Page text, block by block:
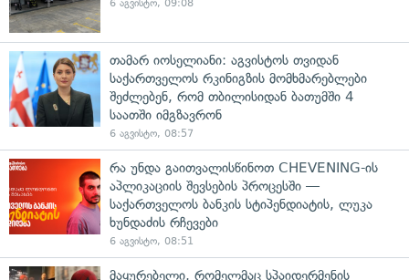
6 აგვისტო, 09:08
თამარ იოსელიანი: აგვისტოს თვიდან
საქართველოს რკინიგზის მომხმარებლები
შეძლებენ, რომ თბილისიდან ბათუმში 4
საათში იმგზავრონ
6 აგვისტო, 08:57
რა უნდა გაითვალისწინოთ CHEVENING-ის
აპლიკაციის შევსების პროცესში —
საქართველოს ბანკის სტიპენდიატის, ლუკა
ხუნდაძის რჩევები
6 აგვისტო, 08:51
მაყურებელი, რომელმაც სპაიდერმენის